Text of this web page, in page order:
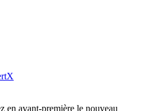
en avant-première le nouveau